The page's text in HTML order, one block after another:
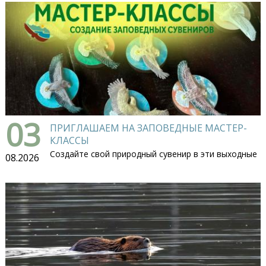
03
08.2026
ПРИГЛАШАЕМ НА ЗАПОВЕДНЫЕ МАСТЕР-
КЛАССЫ
Создайте свой природный сувенир в эти выходные